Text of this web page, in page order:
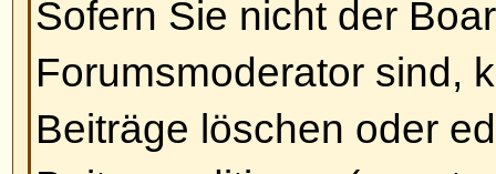
Nur registrierte Benutzer
teilnehmen. Dadurch wird eine
Ergebnisses verhindert. Falls
und immer noch nicht